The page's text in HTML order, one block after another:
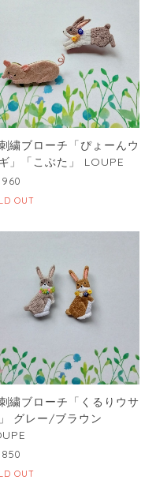
繍ブローチ「ぴょーんウ
」「こぶた」 LOUPE
OUT
繍ブローチ「くるりウサ
グレー/ブラウン
OUT